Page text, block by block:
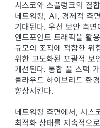
시스코와 스플렁크의 결
네트워킹, AI, 경제적 측
기대된다. 우선 보안 측
엔드포인트 트래픽을 활
규모의 조직에 적합한 위
위한 고도화된 포괄적 보
개선된다. 통합 풀 스택
클라우드 하이브리드 환
향상시킨다.
네트워킹 측면에서, 시스
최적화 상태를 지속적으